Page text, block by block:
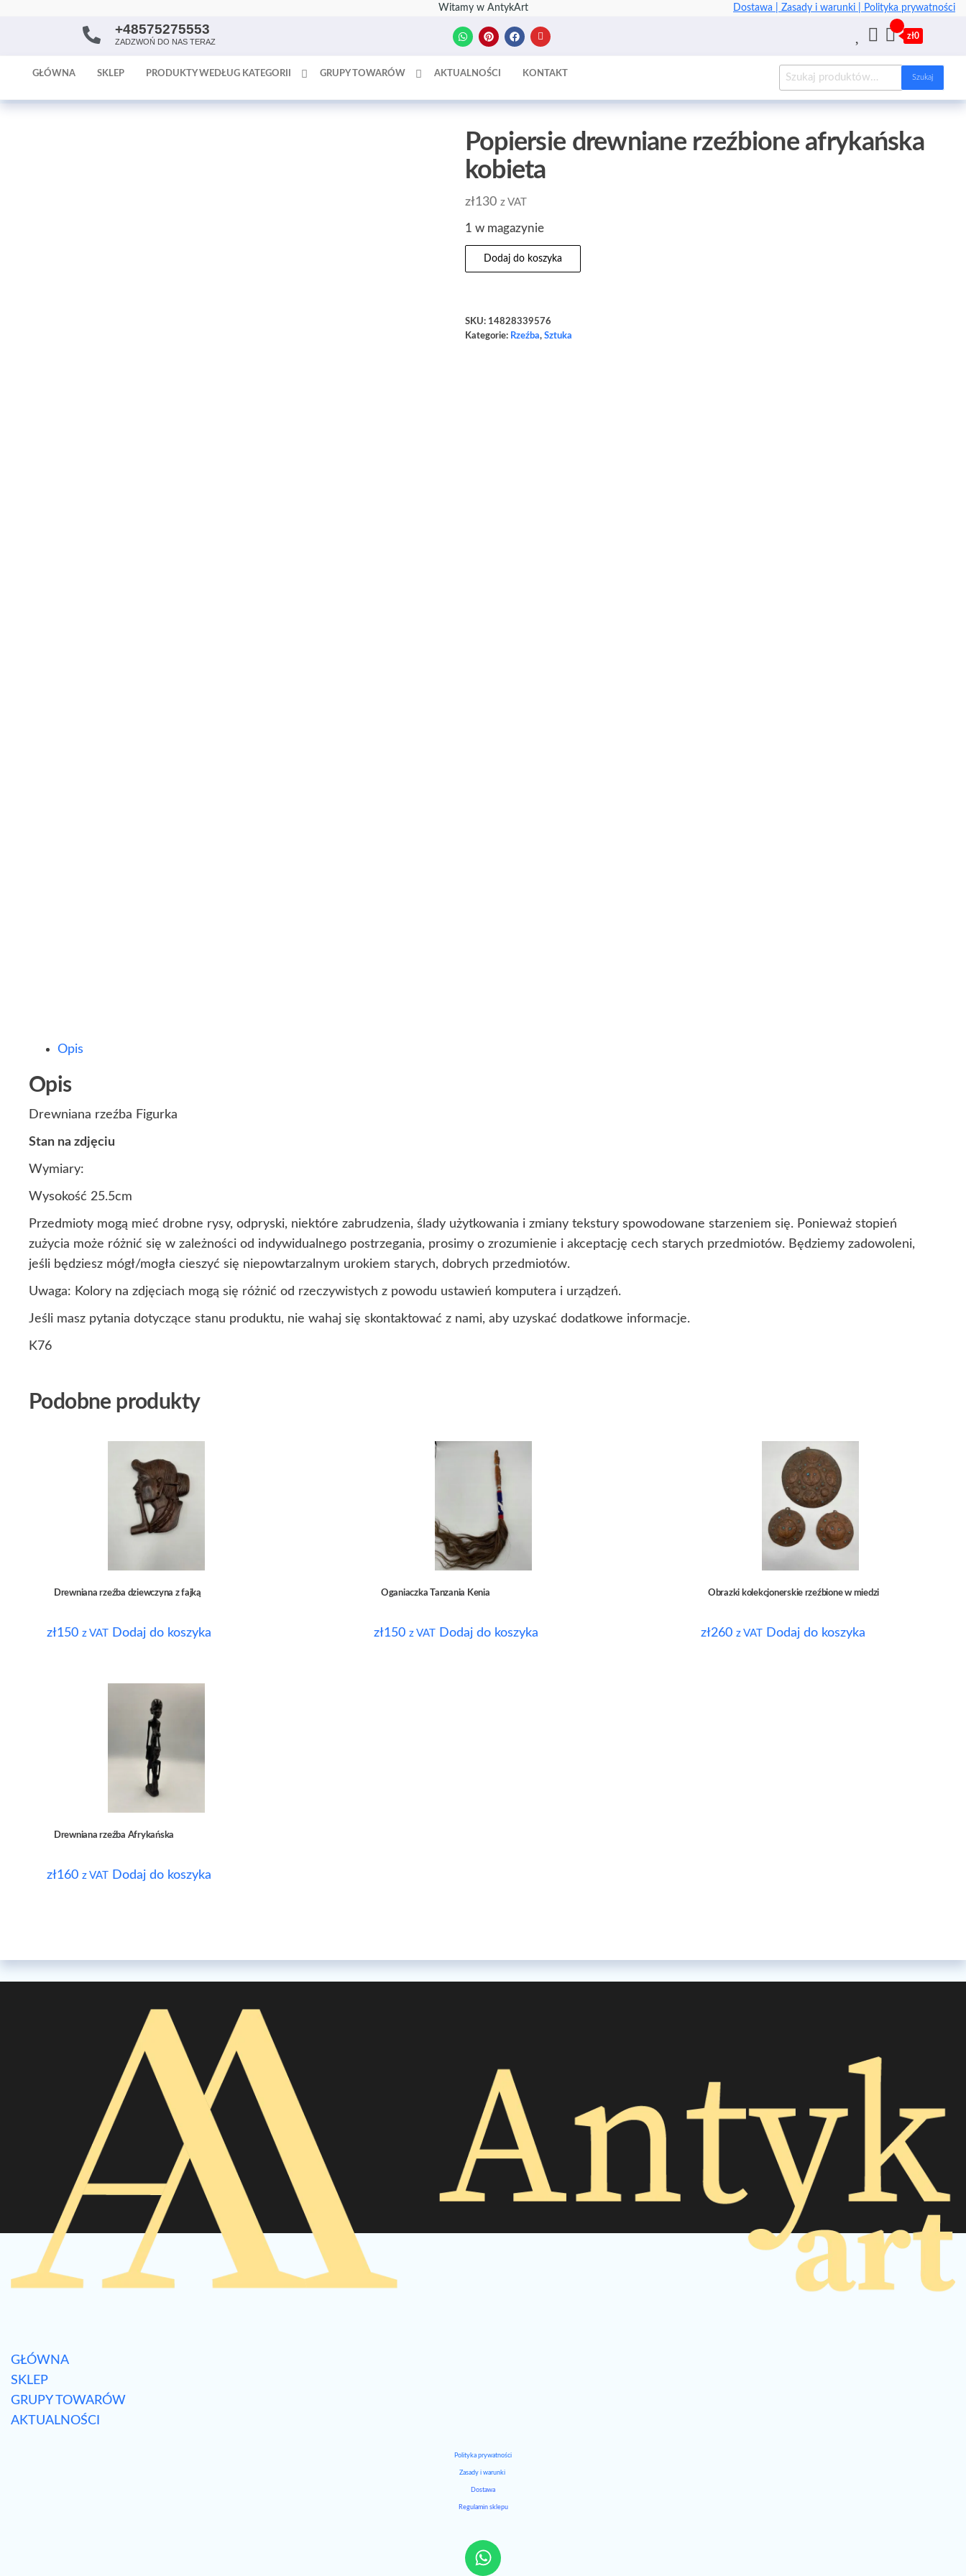
Witamy w AntykArt Dostawa | Zasady i warunki | Polityka prywatności
AntykArt
poświęcona
sprzedaży
tapet
+48575275553
ZADZWOŃ DO NAS TERAZ
zł0
GŁÓWNA SKLEP PRODUKTY WEDŁUG KATEGORII GRUPY TOWARÓW AKTUALNOŚCI KONTAKT Szukaj
Popiersie drewniane rzeźbione afrykańska
kobieta
zł130 z VAT
1 w magazynie
Dodaj do koszyka
SKU: 14828339576
Kategorie: Rzeźba, Sztuka
Opis
Opis
Drewniana rzeźba Figurka
Stan na zdjęciu
Wymiary:
Wysokość 25.5cm
Przedmioty mogą mieć drobne rysy, odpryski, niektóre zabrudzenia, ślady użytkowania i zmiany tekstury spowodowane starzeniem się. Ponieważ stopień
zużycia może różnić się w zależności od indywidualnego postrzegania, prosimy o zrozumienie i akceptację cech starych przedmiotów. Będziemy zadowoleni,
jeśli będziesz mógł/mogła cieszyć się niepowtarzalnym urokiem starych, dobrych przedmiotów.
Uwaga: Kolory na zdjęciach mogą się różnić od rzeczywistych z powodu ustawień komputera i urządzeń.
Jeśli masz pytania dotyczące stanu produktu, nie wahaj się skontaktować z nami, aby uzyskać dodatkowe informacje.
K76
Podobne produkty
Drewniana rzeźba dziewczyna z fajką
zł150 z VAT Dodaj do koszyka
Oganiaczka Tanzania Kenia
zł150 z VAT Dodaj do koszyka
Obrazki kolekcjonerskie rzeźbione w miedzi
zł260 z VAT Dodaj do koszyka
Drewniana rzeźba Afrykańska
zł160 z VAT Dodaj do koszyka
GŁÓWNA
SKLEP
GRUPY TOWARÓW
AKTUALNOŚCI
Polityka prywatności
Zasady i warunki
Dostawa
Regulamin sklepu